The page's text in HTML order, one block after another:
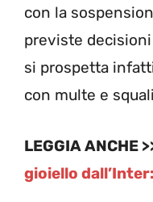
con la
previste
si prospetta
con multe e
LEGGIA ANCHE
gioiello